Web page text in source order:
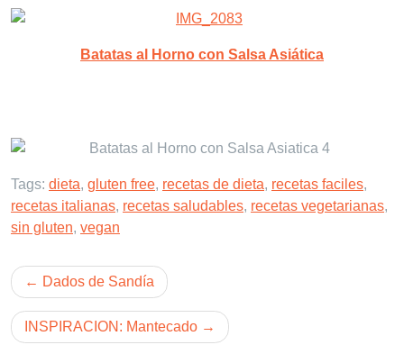
Batatas al Horno con Salsa Asiática
Tags: dieta, gluten free, recetas de dieta, recetas faciles,
recetas italianas, recetas saludables, recetas vegetarianas,
sin gluten, vegan
Post
navigation
Dados de Sandía
INSPIRACION: Mantecado